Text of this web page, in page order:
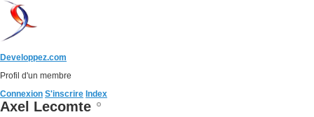
Developpez.com
Profil d'un membre
Connexion S'inscrire Index
Axel Lecomte